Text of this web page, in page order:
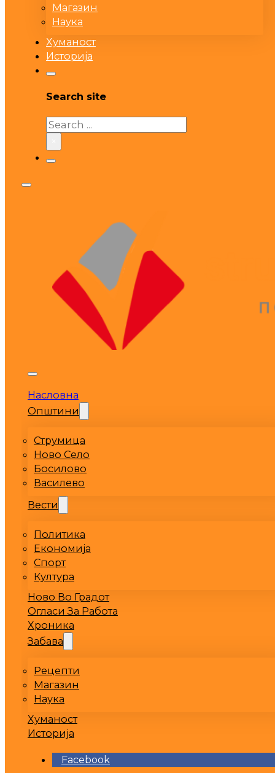
Магазин
Наука
Хуманост
Историја
Search site
Search
Насловна
Општини
Струмица
Ново Село
Босилово
Василево
Вести
Политика
Економија
Спорт
Култура
Ново Во Градот
Огласи За Работа
Хроника
Забава
Рецепти
Магазин
Наука
Хуманост
Историја
Facebook